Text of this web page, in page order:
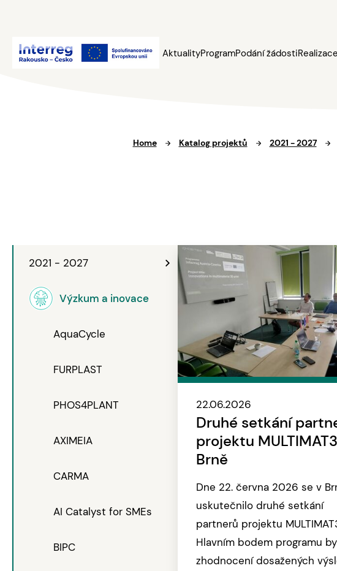
AktualityProgramPodání žádosti
Home Katalog projektů 2021 - 2027
2021 - 2027
Výzkum a inovace
AquaCycle
FURPLAST
PHOS4PLANT
AXIMEIA
CARMA
AI Catalyst for SMEs
BIPC
22.06.2026
Druhé setkání
projektu
Brně
Dne 22. června 2026 se v
uskutečnilo druhé setkání
partnerů projektu
Hlavním bodem programu
zhodnocení dosažených